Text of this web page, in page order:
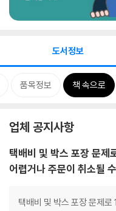
도서정보
품목정보 책 속으로
업체 공지사항
택배비 및 박스 포장 문제
어렵거나 주문이 취소될
택배비 및 박스 포장 문제로